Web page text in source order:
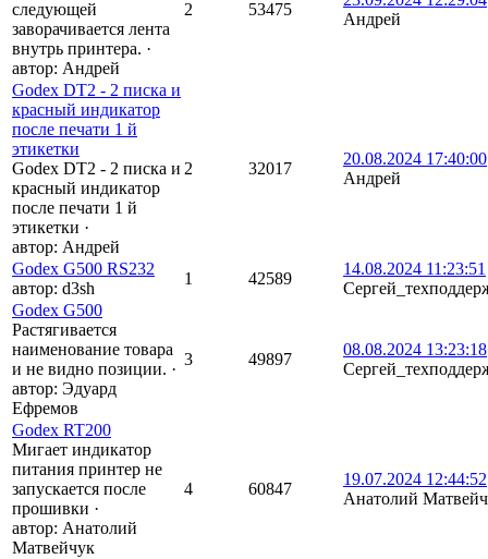
следующей
заворачивается лента
внутрь принтера. ·
автор: Андрей
2 53475
Андрей
Godex DT2 - 2 писка и
красный индикатор
после печати 1 й
этикетки
Godex DT2 - 2 писка и
красный индикатор
после печати 1 й
этикетки ·
автор: Андрей
2 32017
20.08.2024 17:40:00
Андрей
Godex G500 RS232
автор: d3sh
1 42589
14.08.2024 11:23:51
Godex G500
Растягивается
наименование товара
и не видно позиции. ·
автор: Эдуард
Ефремов
3 49897
08.08.2024 13:23:18
Godex RT200
Мигает индикатор
питания принтер не
запускается после
прошивки ·
автор: Анатолий
Матвейчук
4 60847
19.07.2024 12:44:52
Анатолий